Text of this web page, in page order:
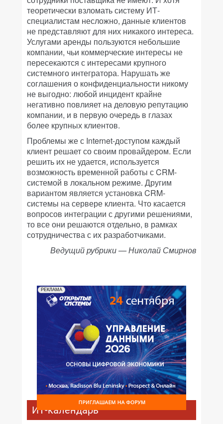
теоретически взломать систему ИТ-
специалистам несложно, данные клиентов
не представляют для них никакого интереса.
Услугами аренды пользуются небольшие
компании, чьи коммерческие интересы не
пересекаются с интересами крупного
системного интегратора. Нарушать же
соглашения о конфиденциальности никому
не выгодно: любой инцидент крайне
негативно повлияет на деловую репутацию
компании, и в первую очередь в глазах
более крупных клиентов.
Проблемы же с Internet-доступом каждый
клиент решает со своим провайдером. Если
решить их не удается, используется
возможность временной работы с CRM-
системой в локальном режиме. Другим
вариантом является установка CRM-
системы на сервере клиента. Что касается
вопросов интеграции с другими решениями,
то все они решаются отдельно, в рамках
сотрудничества с их разработчиками.
Ведущий рубрики — Николай Смирнов
РЕКЛАМА
ИТ-календарь